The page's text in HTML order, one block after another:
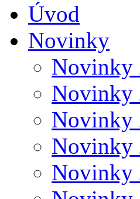
Úvod
Novinky
Novinky
Novinky
Novinky
Novinky
Novinky